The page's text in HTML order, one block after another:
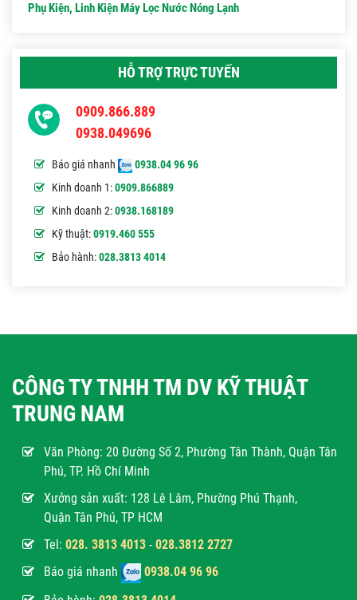
Phụ Kiện, Linh Kiện Máy Lọc Nước Nóng Lạnh
HỖ TRỢ TRỰC TUYẾN
0909.866.889
0938.049696
Báo giá nhanh
0938.04 96 96
Kinh doanh 1:0909.866889
Kinh doanh 2:0938.168189
Kỹ thuật:0919.460 555
Bảo hành:028.3813 4014
CÔNG TY TNHH TM DV KỸ THUẬT
TRUNG NAM
Văn Phòng: 20 Đường Số 2, Phường Tân Thành, Quận Tân
Phú, TP. Hồ Chí Minh
Xưởng sản xuất: 128 Lê Lâm, Phường Phú Thạnh,
Quận Tân Phú, TP HCM
Tel: 028. 3813 4013 - 028.3812 2727
Báo giá nhanh
0938.04 96 96